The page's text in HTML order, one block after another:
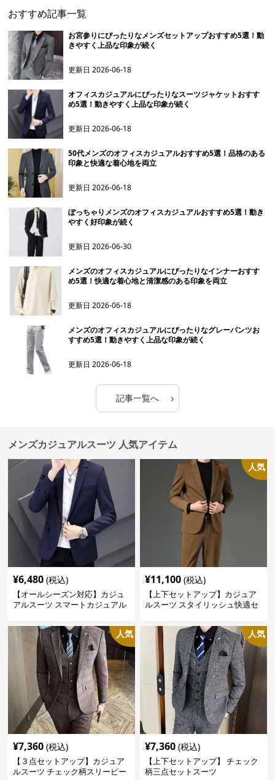
おすすめ記事一覧
お宮参りにぴったりなメンズセットアップおすすめ5選！動
きやすく上品な印象が続く
更新日2026-06-18
オフィスカジュアルにぴったりなスーツジャケットおすす
め5選！動きやすく上品な印象が続く
更新日2026-06-18
50代メンズのオフィスカジュアルおすすめ5選！品格のある
印象と快適な着心地を両立
更新日2026-06-18
ぽっちゃりメンズのオフィスカジュアルおすすめ5選！動き
やすく好印象が続く
更新日2026-06-30
メンズのオフィスカジュアルにぴったりなインナーおすす
め5選！快適な着心地と清潔感のある印象を両立
更新日2026-06-18
メンズのオフィスカジュアルにぴったりなグレーパンツお
すすめ5選！動きやすく上品な印象が続く
更新日2026-06-18
記事一覧へ ›
メンズカジュアルスーツ 人気アイテム
¥6,480 (税込)
【オールシーズン対応】カジュ
アルスーツ スマートカジュアル
人気
¥11,100 (税込)
【上下セットアップ】カジュア
ルスーツ スタイリッシュ快適セ
人気
¥7,360 (税込)
【３点セットアップ】カジュア
ルスーツ チェック柄スリーピー
人気
¥7,360 (税込)
【上下セットアップ】 チェック
柄三点セットスーツ